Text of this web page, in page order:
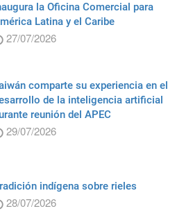
la Oficina Comercial para
Latina y el Caribe
27/07/2026
comparte su experiencia en el
de la inteligencia artificial
reunión del APEC
29/07/2026
indígena sobre rieles
28/07/2026